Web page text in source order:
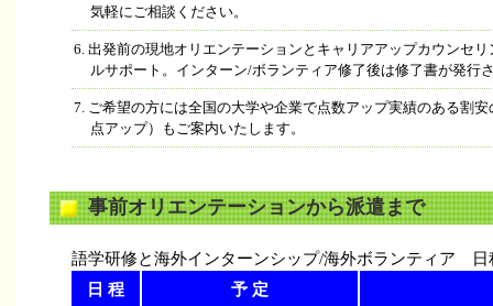
気軽にご相談ください。
6. 出発前の現地オリエンテーションとキャリアアップカウンセ
ルサポート。インターン/ボランティア修了後は修了書が発行
7. ご希望の方には全国の大学や企業で点数アップ実績のある割
点アップ）もご案内いたします。
事前オリエンテーションから派遣まで
語学研修と海外インターンシップ/海外ボランティア 日
日 程
予 定